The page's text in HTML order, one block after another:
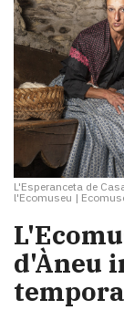
L'Esperanceta de
l'Ecomuseu |
d'Àneu